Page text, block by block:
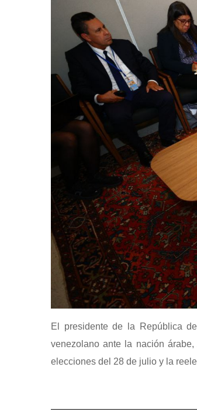
El presidente de la República
venezolano ante la nación
elecciones del 28 de julio y la